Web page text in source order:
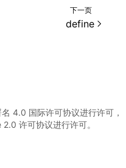
下一页
define
4.0 国际许可协议进行许可，
许可协议进行许可。